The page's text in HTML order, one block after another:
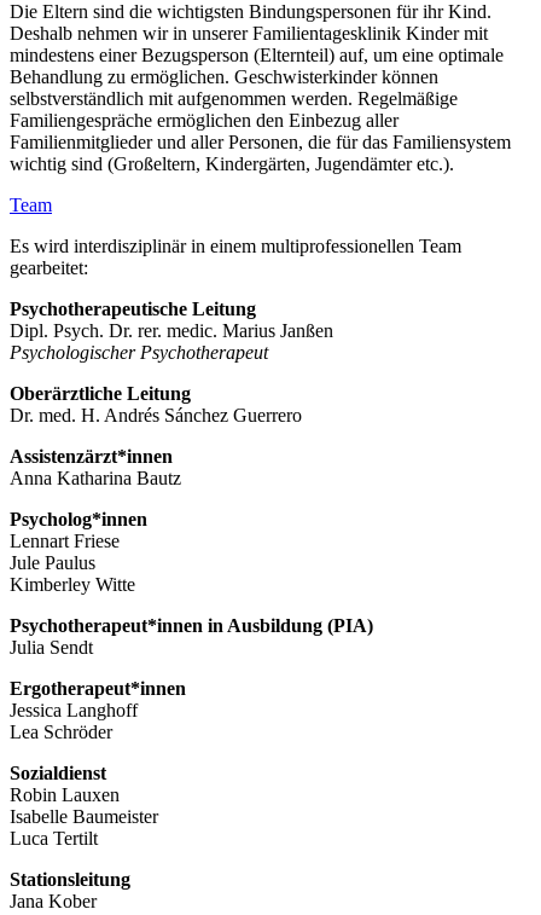
Die Eltern sind die wichtigsten Bindungspersonen für ihr Kind.
Deshalb nehmen wir in unserer Familientagesklinik Kinder mit
mindestens einer Bezugsperson (Elternteil) auf, um eine optimale
Behandlung zu ermöglichen. Geschwisterkinder können
selbstverständlich mit aufgenommen werden. Regelmäßige
Familiengespräche ermöglichen den Einbezug aller
Familienmitglieder und aller Personen, die für das Familiensystem
wichtig sind (Großeltern, Kindergärten, Jugendämter etc.).
Team
Es wird interdisziplinär in einem multiprofessionellen Team
gearbeitet:
Psychotherapeutische Leitung
Dipl. Psych. Dr. rer. medic. Marius Janßen
Psychologischer Psychotherapeut
Oberärztliche Leitung
Dr. med. H. Andrés Sánchez Guerrero
Assistenzärzt*innen
Anna Katharina Bautz
Psycholog*innen
Lennart Friese
Jule Paulus
Kimberley Witte
Psychotherapeut*innen in Ausbildung (PIA)
Julia Sendt
Ergotherapeut*innen
Jessica Langhoff
Lea Schröder
Sozialdienst
Robin Lauxen
Isabelle Baumeister
Luca Tertilt
Stationsleitung
Jana Kober